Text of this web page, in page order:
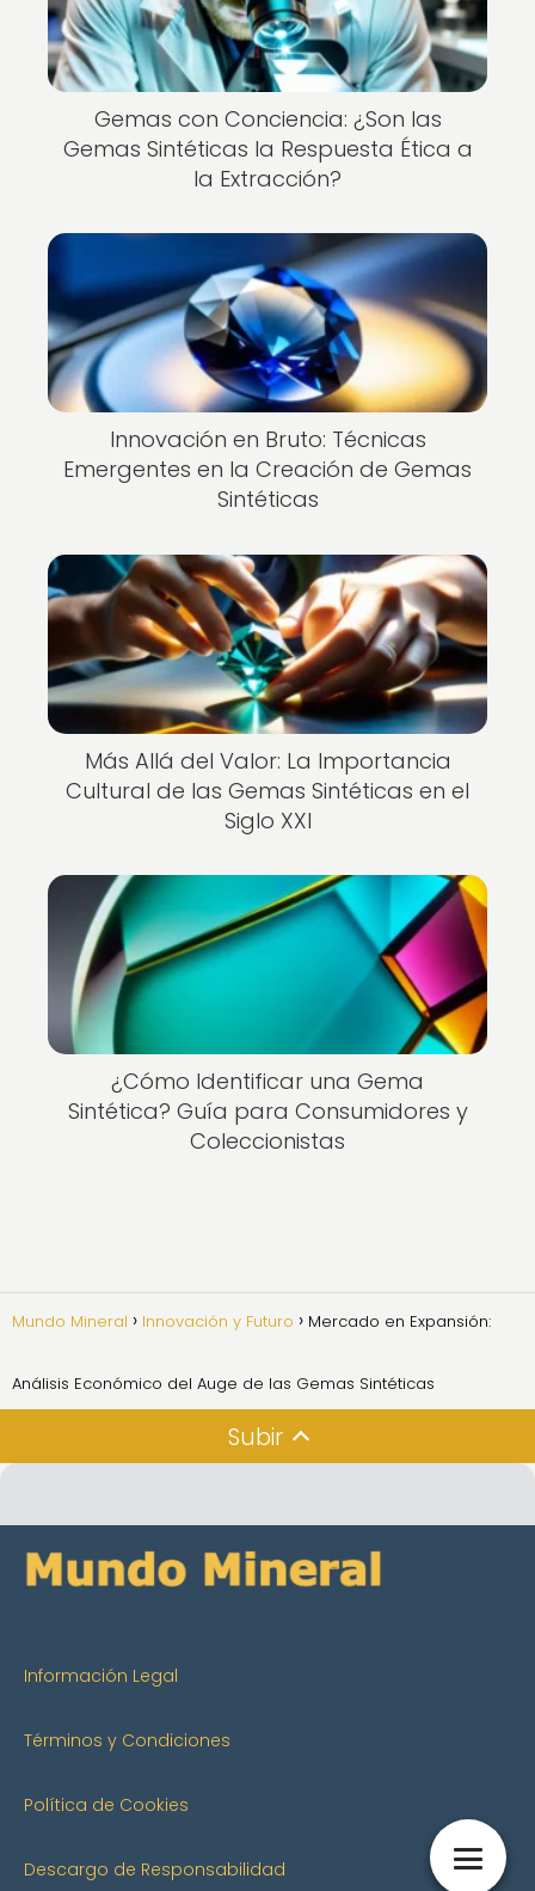
Gemas con Conciencia: ¿Son las
Gemas Sintéticas la Respuesta Ética a
la Extracción?
Innovación en Bruto: Técnicas
Emergentes en la Creación de Gemas
Sintéticas
Más Allá del Valor: La Importancia
Cultural de las Gemas Sintéticas en el
Siglo XXI
¿Cómo Identificar una Gema
Sintética? Guía para Consumidores y
Coleccionistas
Mundo Mineral Innovación y Futuro Mercado en Expansión:
Análisis Económico del Auge de las Gemas Sintéticas
Subir
Información Legal
Términos y Condiciones
Política de Cookies
Descargo de Responsabilidad